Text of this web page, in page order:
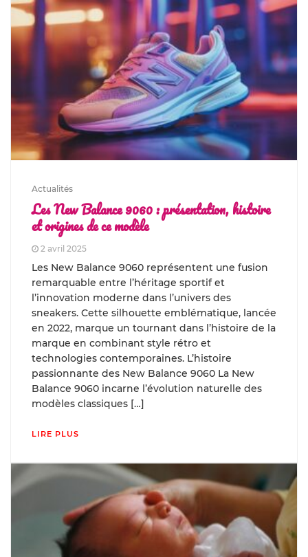
Actualités
Les New Balance 9060 : présentation, histoire
et origines de ce modèle
2 avril 2025
Les New Balance 9060 représentent une fusion
remarquable entre l’héritage sportif et
l’innovation moderne dans l’univers des
sneakers. Cette silhouette emblématique, lancée
en 2022, marque un tournant dans l’histoire de la
marque en combinant style rétro et
technologies contemporaines. L’histoire
passionnante des New Balance 9060 La New
Balance 9060 incarne l’évolution naturelle des
modèles classiques […]
LIRE PLUS